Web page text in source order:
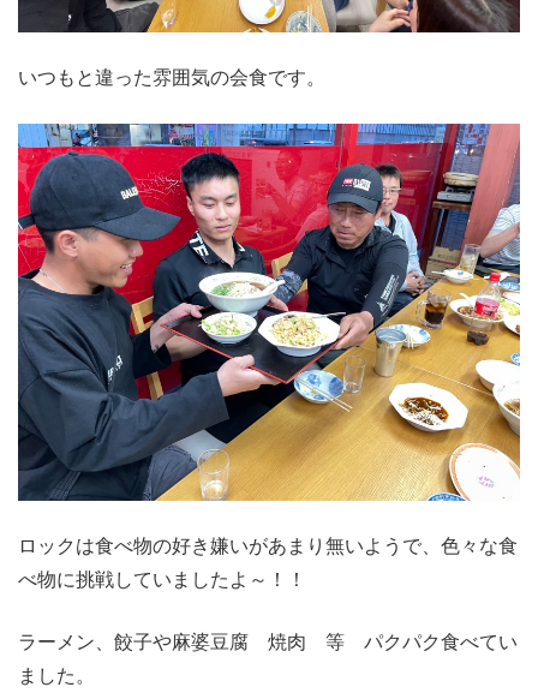
いつもと違った雰囲気の会食です。
ロックは食べ物の好き嫌いがあまり無いようで、色々な食
べ物に挑戦していましたよ～！！
ラーメン、餃子や麻婆豆腐 焼肉 等 パクパク食べてい
ました。